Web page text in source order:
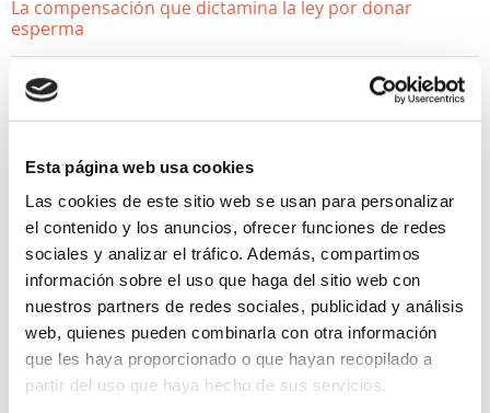
Esta página web usa cookies
Las cookies de este sitio web se usan para personalizar
el contenido y los anuncios, ofrecer funciones de redes
sociales y analizar el tráfico. Además, compartimos
información sobre el uso que haga del sitio web con
nuestros partners de redes sociales, publicidad y análisis
web, quienes pueden combinarla con otra información
que les haya proporcionado o que hayan recopilado a
partir del uso que haya hecho de sus servicios.
La compensación que dictamina la ley por donar
esperma
¿Donar óvulos afecta a mi fertilidad? Desmontamos los
mitos
QUIERO DONAR